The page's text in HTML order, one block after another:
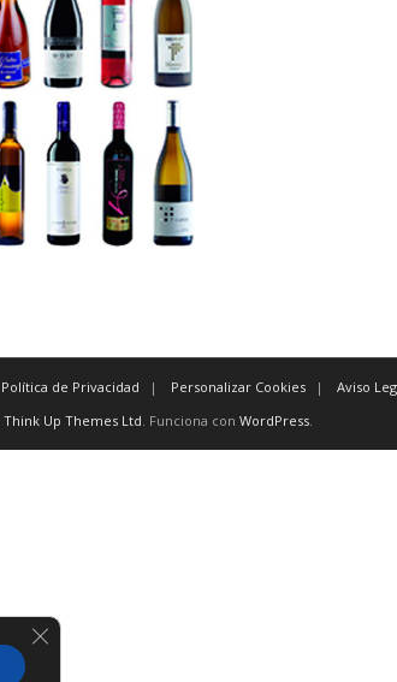
Política de Privacidad Personalizar Cookies
Aviso
Think Up Themes Ltd. Funciona con WordPress.
Cerrar el banner de cookies RGPD